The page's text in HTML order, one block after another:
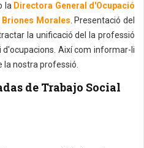
la Directora General d'Ocupació
Briones Morales . Presentació del
la unificació del la professió
d'ocupacions. Així com informar-li
la nostra professió.
de Trabajo Social